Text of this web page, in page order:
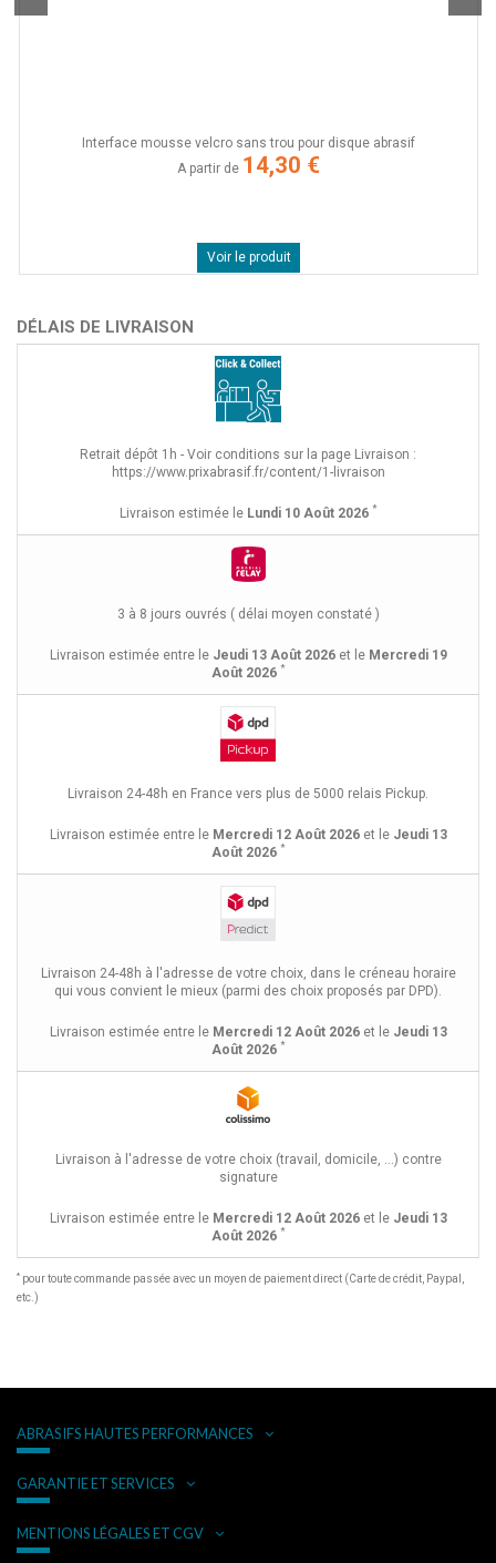
Interface mousse velcro sans trou pour disque abrasif
A partir de 14,30 €
Voir le produit
DÉLAIS DE LIVRAISON
Retrait dépôt 1h - Voir conditions sur la page Livraison :
https://www.prixabrasif.fr/content/1-livraison
Livraison estimée le Lundi 10 Août 2026 *
3 à 8 jours ouvrés ( délai moyen constaté )
Livraison estimée entre le Jeudi 13 Août 2026et le Mercredi 19
Août 2026 *
Livraison 24-48h en France vers plus de 5000 relais Pickup.
Livraison estimée entre le Mercredi 12 Août 2026et le Jeudi 13
Août 2026 *
Livraison 24-48h à l'adresse de votre choix, dans le créneau horaire
qui vous convient le mieux (parmi des choix proposés par DPD).
Livraison estimée entre le Mercredi 12 Août 2026et le Jeudi 13
Août 2026 *
Livraison à l'adresse de votre choix (travail, domicile, ...) contre
signature
Livraison estimée entre le Mercredi 12 Août 2026et le Jeudi 13
Août 2026 *
* pour toute commande passée avec un moyen de paiement direct (Carte de crédit, Paypal,
etc.)
ABRASIFS HAUTES PERFORMANCES
GARANTIE ET SERVICES
MENTIONS LÉGALES ET CGV